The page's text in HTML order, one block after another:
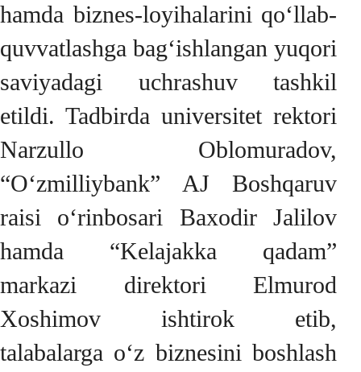
hamda biznes-loyihalarini qo‘llab-
quvvatlashga bag‘ishlangan yuqori
saviyadagi uchrashuv tashkil
etildi. Tadbirda universitet rektori
Narzullo Oblomuradov,
“O‘zmilliybank” AJ Boshqaruv
raisi o‘rinbosari Baxodir Jalilov
hamda “Kelajakka qadam”
markazi direktori Elmurod
Xoshimov ishtirok etib,
talabalarga o‘z biznesini boshlash